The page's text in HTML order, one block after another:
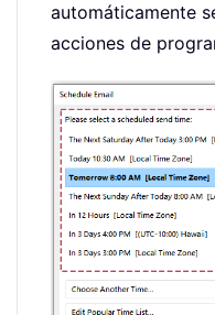
automáticamente
acciones de